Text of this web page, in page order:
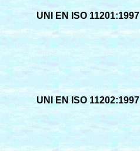
UNI EN ISO 11201:1997
UNI EN ISO 11202:1997